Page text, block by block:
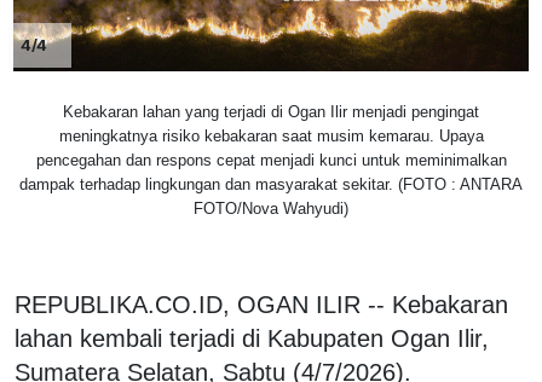
4/4
Kebakaran lahan yang terjadi di Ogan Ilir menjadi pengingat
meningkatnya risiko kebakaran saat musim kemarau. Upaya
pencegahan dan respons cepat menjadi kunci untuk meminimalkan
dampak terhadap lingkungan dan masyarakat sekitar. (FOTO : ANTARA
FOTO/Nova Wahyudi)
REPUBLIKA.CO.ID, OGAN ILIR -- Kebakaran
lahan kembali terjadi di Kabupaten Ogan Ilir,
Sumatera Selatan, Sabtu (4/7/2026).